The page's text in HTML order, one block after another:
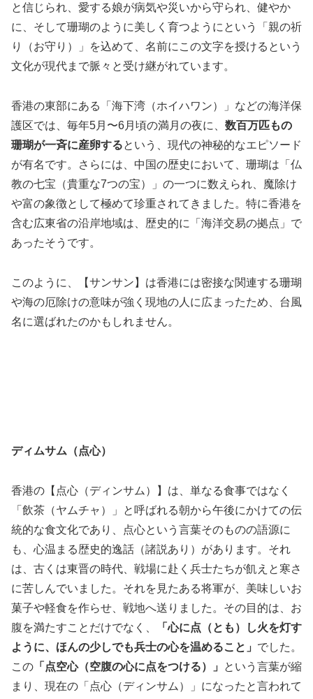
と信じられ、愛する娘が病気や災いから守られ、健やか
に、そして珊瑚のように美しく育つようにという「親の祈
り（お守り）」を込めて、名前にこの文字を授けるという
文化が現代まで脈々と受け継がれています。
香港の東部にある「海下湾（ホイハワン）」などの海洋保
護区では、毎年5月〜6月頃の満月の夜に、 数百万匹もの
珊瑚が一斉に産卵するという、現代の神秘的なエピソード
が有名です。さらには、中国の歴史において、珊瑚は「仏
教の七宝（貴重な7つの宝）」の一つに数えられ、魔除け
や富の象徴として極めて珍重されてきました。特に香港を
含む広東省の沿岸地域は、歴史的に「海洋交易の拠点」で
あったそうです。
このように、【サンサン】は香港には密接な関連する珊瑚
や海の厄除けの意味が強く現地の人に広まったため、台風
名に選ばれたのかもしれません。
ディムサム（点心）
香港の【点心（ディンサム）】は、単なる食事ではなく
「飲茶（ヤムチャ）」と呼ばれる朝から午後にかけての伝
統的な食文化であり、点心という言葉そのものの語源に
も、心温まる歴史的逸話（諸説あり）があります。それ
は、古くは東晋の時代、戦場に赴く兵士たちが飢えと寒さ
に苦しんでいました。それを見たある将軍が、美味しいお
菓子や軽食を作らせ、戦地へ送りました。その目的は、お
腹を満たすことだけでなく、
「心に点（とも）し火を灯す
ように、ほんの少しでも兵士の心を温めること」 でした。
この 「点空心（空腹の心に点をつける）」
という言葉が縮
まり、現在の「点心（ディンサム）」になったと言われて